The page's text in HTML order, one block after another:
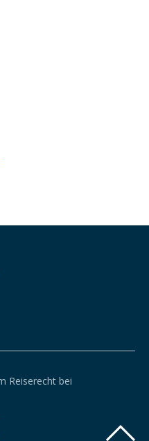
Reiserecht bei